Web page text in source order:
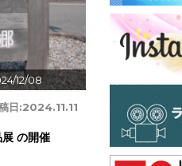
12/08
日:2024.11.11
の開催